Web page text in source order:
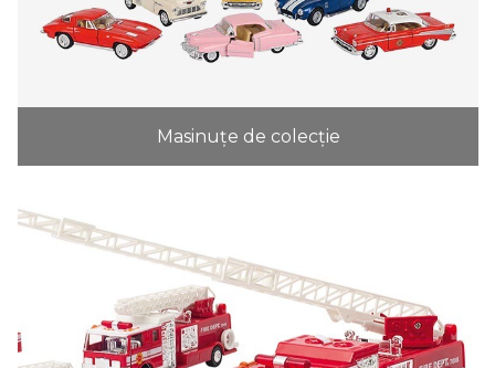
Masinuțe de colecție